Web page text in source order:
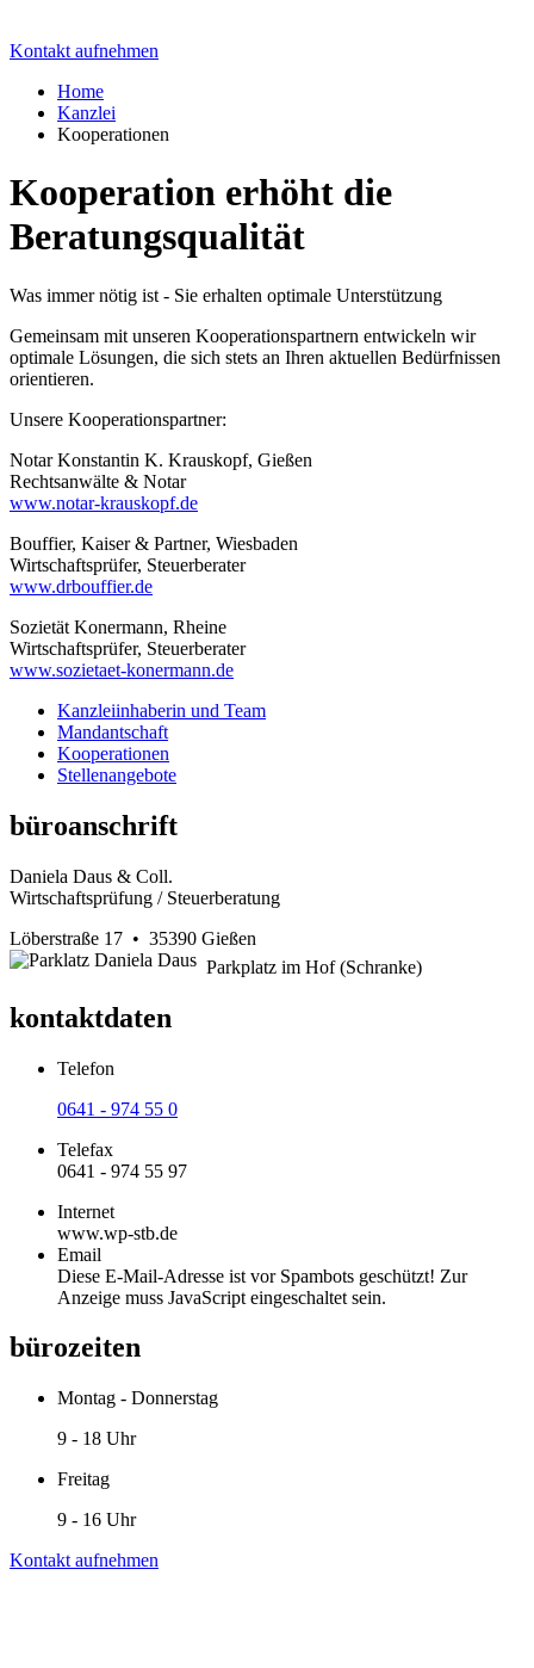
Kontakt aufnehmen
Home
Kanzlei
Kooperationen
Kooperation erhöht die
Beratungsqualität
Was immer nötig ist - Sie erhalten optimale Unterstützung
Gemeinsam mit unseren Kooperationspartnern entwickeln wir
optimale Lösungen, die sich stets an Ihren aktuellen Bedürfnissen
orientieren.
Unsere Kooperationspartner:
Notar Konstantin K. Krauskopf, Gießen
Rechtsanwälte & Notar
www.notar-krauskopf.de
Bouffier, Kaiser & Partner, Wiesbaden
Wirtschaftsprüfer, Steuerberater
www.drbouffier.de
Sozietät Konermann, Rheine
Wirtschaftsprüfer, Steuerberater
www.sozietaet-konermann.de
Kanzleiinhaberin und Team
Mandantschaft
Kooperationen
Stellenangebote
büroanschrift
Daniela Daus & Coll.
Wirtschaftsprüfung / Steuerberatung
Löberstraße 17 • 35390 Gießen
Parkplatz im Hof (Schranke)
kontaktdaten
Telefon
0641 - 974 55 0
Telefax
0641 - 974 55 97
Internet
www.wp-stb.de
Email
Diese E-Mail-Adresse ist vor Spambots geschützt! Zur
Anzeige muss JavaScript eingeschaltet sein.
bürozeiten
Montag - Donnerstag
9 - 18 Uhr
Freitag
9 - 16 Uhr
Kontakt aufnehmen